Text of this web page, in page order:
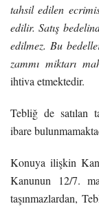
tahsil edilen
edilir. Satış
edilmez. Bu
zammı miktarı
ihtiva etmektedir.
Tebliğ de satılan
ibare
Konuya ilişkin
Kanunun 12/7.
taşınmazlardan,